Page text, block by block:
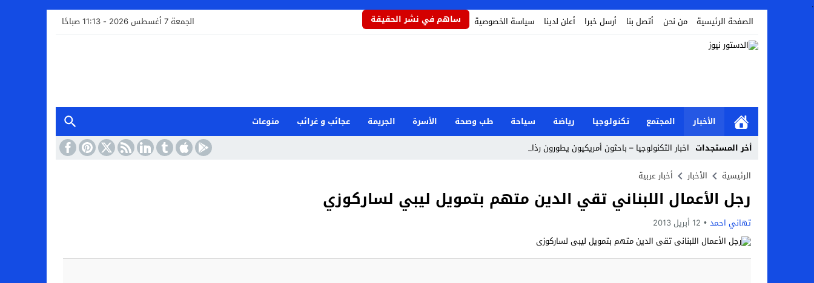
.
الصفحة الرئيسية
من نحن أتصل بنا أرسل خبرا أعلن لدينا سياسة الخصوصية ساهم في نشر الحقيقة الجمعة 7 أغسطس 2026 - 11:13 صباحًا
الأخبار المجتمع تكنولوجيا رياضة سياحة طب وصحة الأسرة الجريمة عجائب و غرائب
منوعات
أخر المستجدات اخبار التكنولوجيا – باحثون أمريكيون يطورون رذاذاً _
Stop
Previous
Next
الرئيسية الأخبار أخبار عربية
رجل الأعمال اللبناني تقي الدين متهم بتمويل ليبي لساركوزي
تهاني احمد 12 أبريل 2013